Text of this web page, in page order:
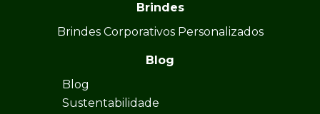
Brindes
Brindes Corporativos Personalizados
Blog
Blog
Sustentabilidade